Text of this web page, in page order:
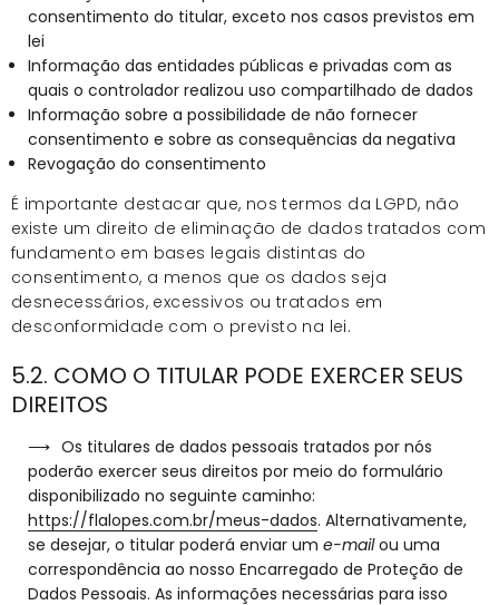
consentimento do titular, exceto nos casos previstos em
lei
Informação das entidades públicas e privadas com as
quais o controlador realizou uso compartilhado de dados
Informação sobre a possibilidade de não fornecer
consentimento e sobre as consequências da negativa
Revogação do consentimento
É importante destacar que, nos termos da LGPD, não
existe um direito de eliminação de dados tratados com
fundamento em bases legais distintas do
consentimento, a menos que os dados seja
desnecessários, excessivos ou tratados em
desconformidade com o previsto na lei.
5.2. COMO O TITULAR PODE EXERCER SEUS
DIREITOS
Os titulares de dados pessoais tratados por nós
poderão exercer seus direitos por meio do formulário
disponibilizado no seguinte caminho:
https://flalopes.com.br/meus-dados. Alternativamente,
se desejar, o titular poderá enviar um e-mailou uma
correspondência ao nosso Encarregado de Proteção de
Dados Pessoais. As informações necessárias para isso